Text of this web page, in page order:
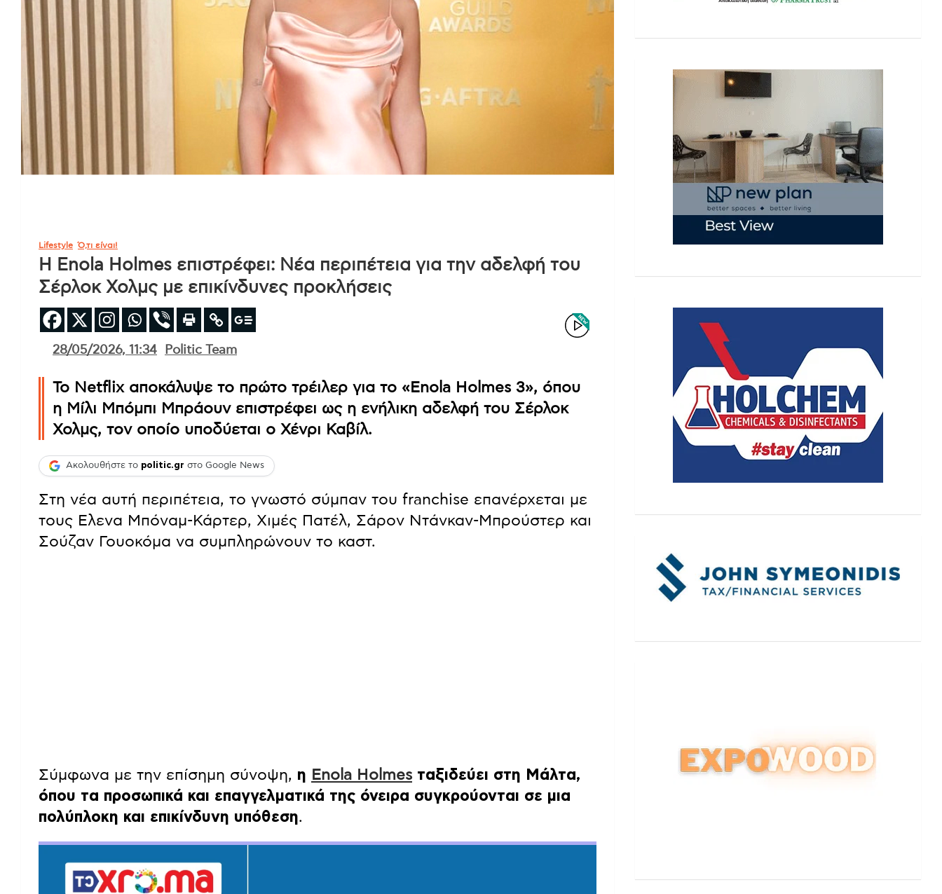
Lifestyle Ό,τι είναι!
Η Enola Holmes επιστρέφει: Νέα περιπέτεια για την αδελφή του
Σέρλοκ Χολμς με επικίνδυνες προκλήσεις
28/05/2026, 11:34 Politic Team
Το Netflix αποκάλυψε το πρώτο τρέιλερ για το «Enola Holmes 3», όπου
η Μίλι Μπόμπι Μπράουν επιστρέφει ως η ενήλικη αδελφή του Σέρλοκ
Χολμς, τον οποίο υποδύεται ο Χένρι Καβίλ.
Ακολουθήστε το politic.gr στο Google News
Στη νέα αυτή περιπέτεια, το γνωστό σύμπαν του franchise επανέρχεται με
τους Ελενα Μπόναμ-Κάρτερ, Χιμές Πατέλ, Σάρον Ντάνκαν-Μπρούστερ και
Σούζαν Γουοκόμα να συμπληρώνουν το καστ.
Σύμφωνα με την επίσημη σύνοψη, η Enola Holmes ταξιδεύει στη Μάλτα,
όπου τα προσωπικά και επαγγελματικά της όνειρα συγκρούονται σε μια
πολύπλοκη και επικίνδυνη υπόθεση.